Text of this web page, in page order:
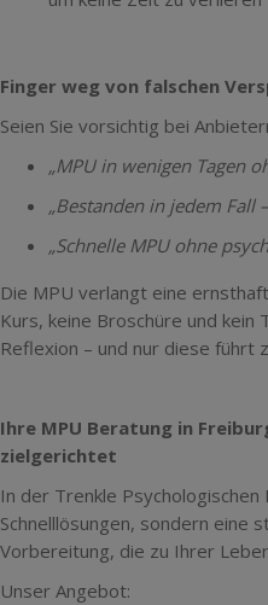
Finger weg von falschen
Seien Sie vorsichtig bei
„MPU in wenigen Tagen
„Bestanden in jedem Fall
„Schnelle MPU ohne
Die MPU verlangt eine
Kurs, keine Broschüre und
Reflexion – und nur diese führt
Ihre MPU Beratung in
zielgerichtet
In der Trenkle
Schnelllösungen, sondern eine
Vorbereitung, die zu Ihrer
Unser Angebot: